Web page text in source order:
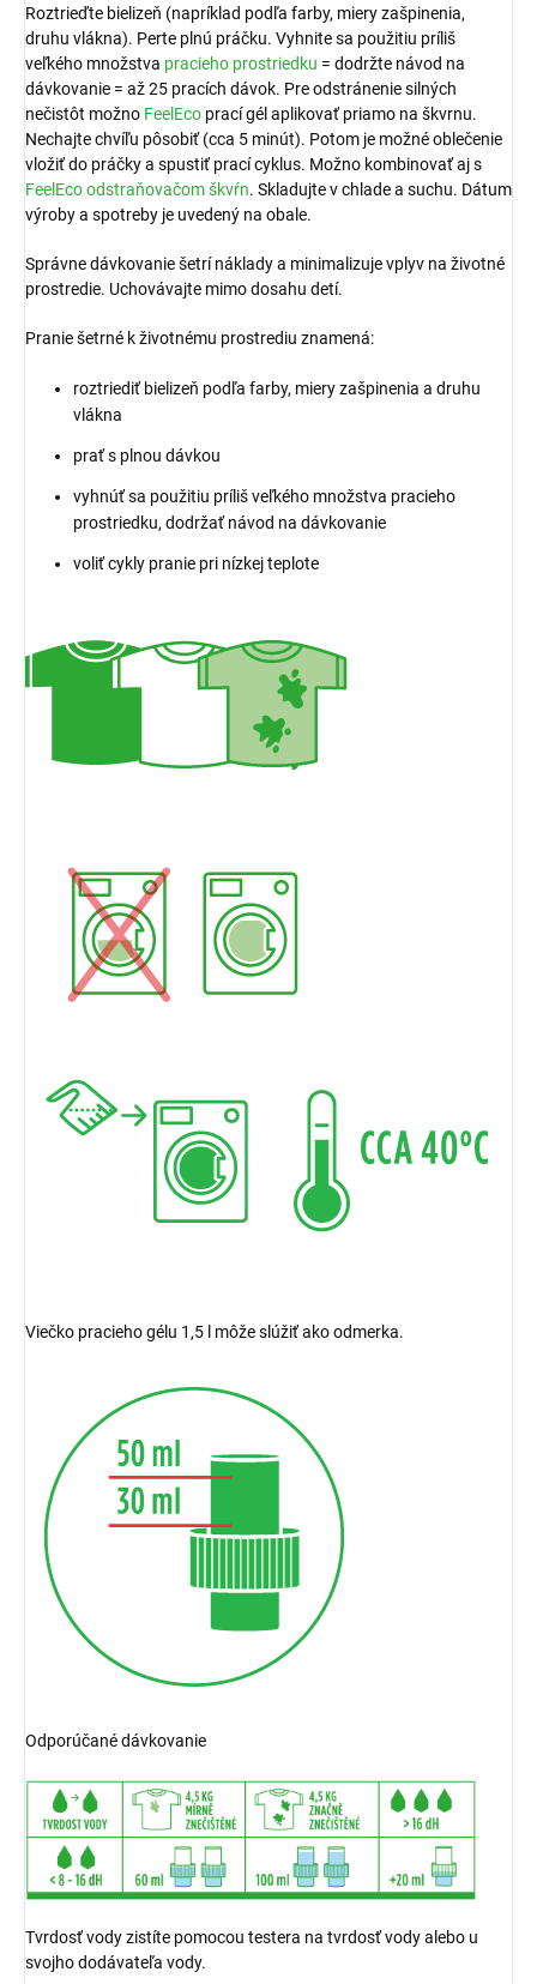
Roztrieďte bielizeň (napríklad podľa farby, miery zašpinenia,
druhu vlákna). Perte plnú práčku. Vyhnite sa použitiu príliš
veľkého množstva pracieho prostriedku = dodržte návod na
dávkovanie = až 25 pracích dávok. Pre odstránenie silných
nečistôt možno FeelEco prací gél aplikovať priamo na škvrnu.
Nechajte chvíľu pôsobiť (cca 5 minút). Potom je možné oblečenie
vložiť do práčky a spustiť prací cyklus. Možno kombinovať aj s
FeelEco odstraňovačom škvŕn. Skladujte v chlade a suchu. Dátum
výroby a spotreby je uvedený na obale.
Správne dávkovanie šetrí náklady a minimalizuje vplyv na životné
prostredie. Uchovávajte mimo dosahu detí.
Pranie šetrné k životnému prostrediu znamená:
roztriediť bielizeň podľa farby, miery zašpinenia a druhu
vlákna
prať s plnou dávkou
vyhnúť sa použitiu príliš veľkého množstva pracieho
prostriedku, dodržať návod na dávkovanie
voliť cykly pranie pri nízkej teplote
Viečko pracieho gélu 1,5 l môže slúžiť ako odmerka.
Odporúčané dávkovanie
Tvrdosť vody zistíte pomocou testera na tvrdosť vody alebo u
svojho dodávateľa vody.